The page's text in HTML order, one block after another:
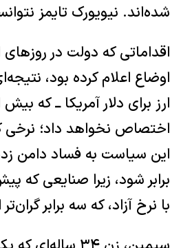
شده‌اند. نیویورک تایمز
اقداماتی که دولت در
اوضاع اعلام کرده بود،
ارز برای دلار آمریکا ــ که
اختصاص نخواهد داد؛
این سیاست به فساد دامن
برابر شود، زیرا صنایعی که
با نرخ آزاد، که سه برابر